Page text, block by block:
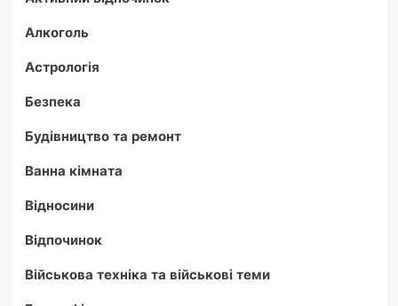
Алкоголь
Астрологія
Безпека
Будівництво та ремонт
Ванна кімната
Відносини
Відпочинок
Військова техніка та військові теми